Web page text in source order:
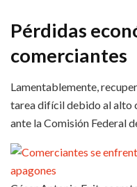
Pérdidas
comerciantes
Lamentablemente,
tarea difícil debido al alto
ante la Comisión Federal